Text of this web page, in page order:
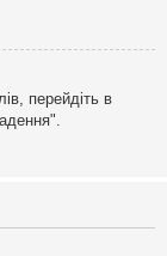
перейдіть в